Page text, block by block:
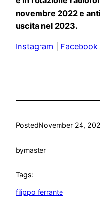
novembre 2022 e
uscita nel 2023.
Instagram Facebook
PostedNovember 24,
bymaster
Tags:
filippo ferrante